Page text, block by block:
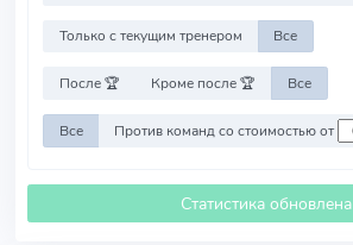
Только с текущим тренером Все
После 🏆 Кроме после 🏆 Все
Все Против команд со стоимостью от
Статистика обновлена